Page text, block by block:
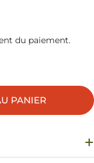
du paiement.
LANTERNE
POUR
PANIER